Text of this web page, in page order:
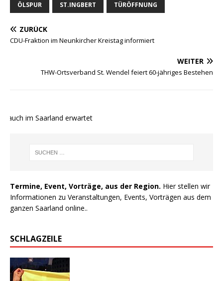
ÖLSPUR ST.INGBERT TÜRÖFFNUNG
ZURÜCK
CDU-Fraktion im Neunkircher Kreistag informiert
WEITER
THW-Ortsverband St. Wendel feiert 60-jähriges Bestehen
im Saarland erwartet
Termine, Event, Vorträge, aus der Region. Hier stellen wir
Informationen zu Veranstaltungen, Events, Vorträgen aus dem
ganzen Saarland online..
SCHLAGZEILE